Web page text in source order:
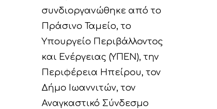
συνδιοργανώθηκε από το
Πράσινο Ταμείο, το
Υπουργείο Περιβάλλοντος
και Ενέργειας (ΥΠΕΝ), την
Περιφέρεια Ηπείρου, τον
Δήμο Ιωαννιτών, τον
Αναγκαστικό Σύνδεσμο